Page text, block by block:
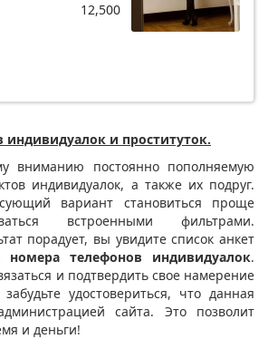
12,500
и проституток.
вниманию постоянно пополняемую
индивидуалок, а также их подруг.
вариант становиться проще
встроенными фильтрами.
порадует, вы увидите список анкет
номера телефонов индивидуалок.
и подтвердить свое намерение
удостовериться, что данная
сайта. Это позволит
и деньги!